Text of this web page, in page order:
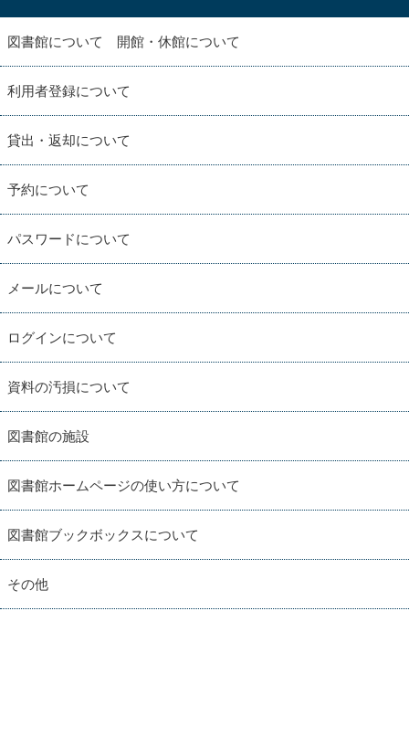
図書館について 開館・休館について
利用者登録について
貸出・返却について
予約について
パスワードについて
メールについて
ログインについて
資料の汚損について
図書館の施設
図書館ホームページの使い方について
図書館ブックボックスについて
その他